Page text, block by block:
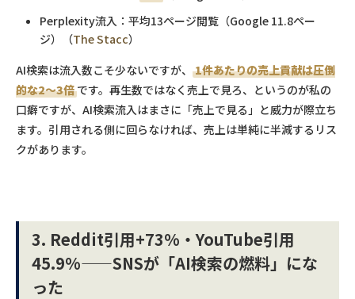
Perplexity流入：平均13ページ閲覧（Google 11.8ペー
ジ）（The Stacc）
AI検索は流入数こそ少ないですが、
1件あたりの売上貢献は圧倒
的な2〜3倍 です。再生数ではなく売上で見ろ、というのが私の
口癖ですが、AI検索流入はまさに「売上で見る」と威力が際立ち
ます。引用される側に回らなければ、売上は単純に半減するリス
クがあります。
3. Reddit引用+73%・YouTube引用
45.9%——SNSが「AI検索の燃料」にな
った